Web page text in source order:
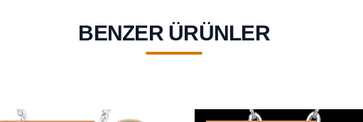
BENZER ÜRÜNLER